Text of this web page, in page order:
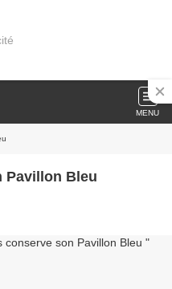
MENU
Pavillon Bleu